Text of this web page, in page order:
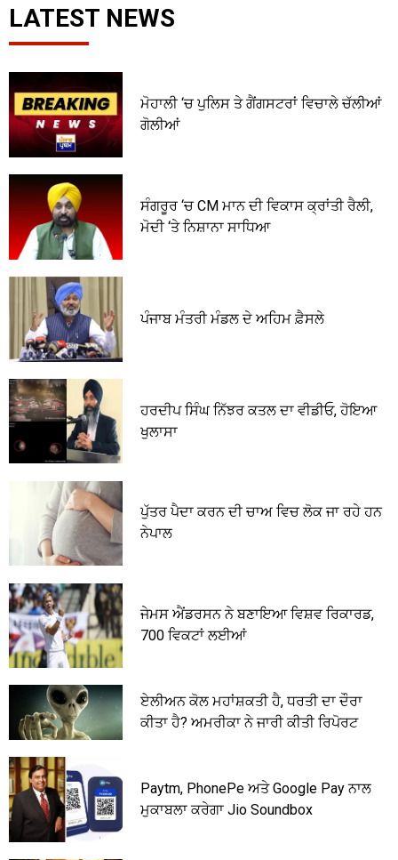
LATEST NEWS
ਮੋਹਾਲੀ ‘ਚ ਪੁਲਿਸ ਤੇ ਗੈਂਗਸਟਰਾਂ ਵਿਚਾਲੇ ਚੱਲੀਆਂ
ਗੋਲੀਆਂ
ਸੰਗਰੂਰ ‘ਚ CM ਮਾਨ ਦੀ ਵਿਕਾਸ ਕ੍ਰਾਂਤੀ ਰੈਲੀ,
ਮੋਦੀ ‘ਤੇ ਨਿਸ਼ਾਨਾ ਸਾਧਿਆ
ਪੰਜਾਬ ਮੰਤਰੀ ਮੰਡਲ ਦੇ ਅਹਿਮ ਫ਼ੈਸਲੇ
ਹਰਦੀਪ ਸਿੰਘ ਨਿੱਝਰ ਕਤਲ ਦਾ ਵੀਡੀਓ, ਹੋਇਆ
ਖੁਲਾਸਾ
ਪੁੱਤਰ ਪੈਦਾ ਕਰਨ ਦੀ ਚਾਅ ਵਿਚ ਲੋਕ ਜਾ ਰਹੇ ਹਨ
ਨੇਪਾਲ
ਜੇਮਸ ਐਂਡਰਸਨ ਨੇ ਬਣਾਇਆ ਵਿਸ਼ਵ ਰਿਕਾਰਡ,
700 ਵਿਕਟਾਂ ਲਈਆਂ
ਏਲੀਅਨ ਕੋਲ ਮਹਾਂਸ਼ਕਤੀ ਹੈ, ਧਰਤੀ ਦਾ ਦੌਰਾ
ਕੀਤਾ ਹੈ? ਅਮਰੀਕਾ ਨੇ ਜਾਰੀ ਕੀਤੀ ਰਿਪੋਰਟ
Paytm, PhonePe ਅਤੇ Google Pay ਨਾਲ
ਮੁਕਾਬਲਾ ਕਰੇਗਾ Jio Soundbox